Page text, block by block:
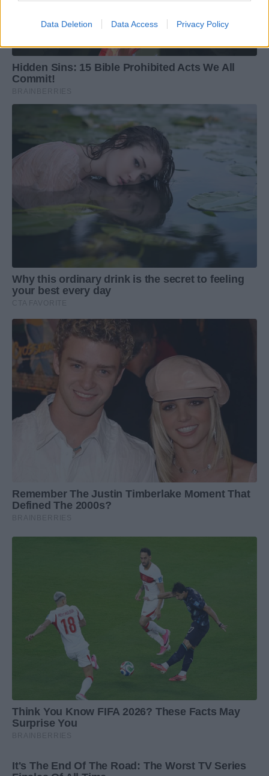
Data Deletion Data Access Privacy Policy